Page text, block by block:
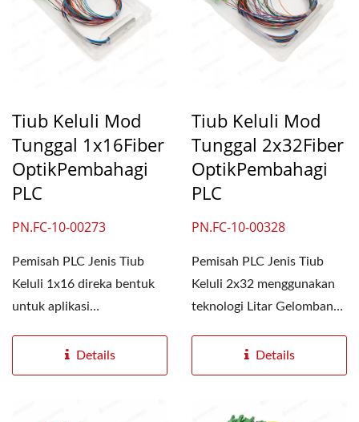
Tiub Keluli Mod
Tunggal 1x16Fiber
OptikPembahagi
PLC
PN.FC-10-00273
Pemisah PLC Jenis Tiub
Keluli 1x16 direka bentuk
untuk aplikasi
menggunakan...
Details
Tiub Keluli Mod
Tunggal 2x32Fiber
OptikPembahagi
PLC
PN.FC-10-00328
Pemisah PLC Jenis Tiub
Keluli 2x32 menggunakan
teknologi Litar Gelombang
Details